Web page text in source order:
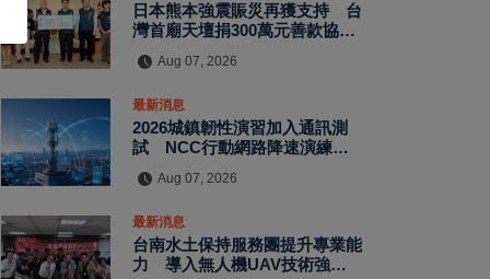
日本熊本強震賑災再獲支持 台
灣首廟天壇捐300萬元善款協助
Aug 07, 2026
最新消息
2026城鎮韌性演習加入通訊測
試 NCC行動網路降速演練驗
Aug 07, 2026
最新消息
台南水土保持服務團提升專業能
力 導入無人機UAV技術強化